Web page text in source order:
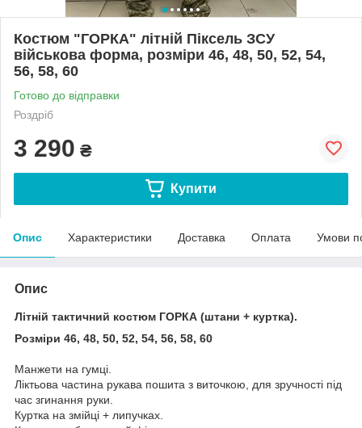
Костюм "ГОРКА" літній Піксель ЗСУ
військова форма, розміри 46, 48, 50, 52, 54,
56, 58, 60
Готово до відправки
Роздріб
3 290 ₴
Купити
Опис Характеристики Доставка Оплата Умови
Опис
Літній тактичний костюм ГОРКА (штани + куртка).
Розміри 46, 48, 50, 52, 54, 56, 58, 60
Манжети на гумці.
Ліктьова частина рукава пошита з виточкою, для зручності під
час згинання руки.
Куртка на змійці + липучках.